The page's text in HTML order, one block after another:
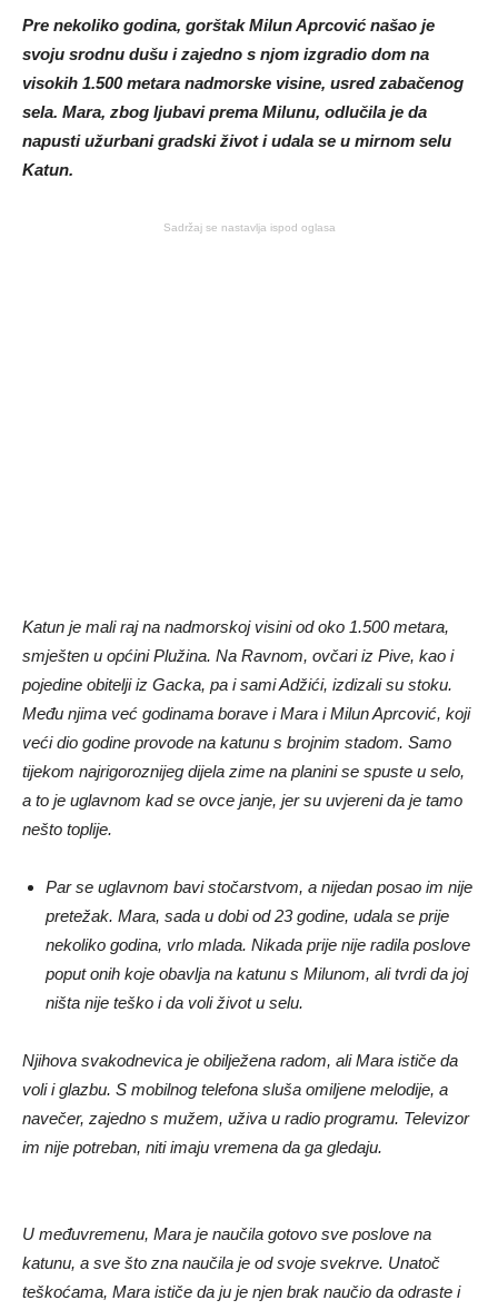
Pre nekoliko godina, gorštak Milun Aprcović našao je
svoju srodnu dušu i zajedno s njom izgradio dom na
visokih 1.500 metara nadmorske visine, usred zabačenog
sela. Mara, zbog ljubavi prema Milunu, odlučila je da
napusti užurbani gradski život i udala se u mirnom selu
Katun.
Sadržaj se nastavlja ispod oglasa
Katun je mali raj na nadmorskoj visini od oko 1.500 metara,
smješten u općini Plužina. Na Ravnom, ovčari iz Pive, kao i
pojedine obitelji iz Gacka, pa i sami Adžići, izdizali su stoku.
Među njima već godinama borave i Mara i Milun Aprcović, koji
veći dio godine provode na katunu s brojnim stadom. Samo
tijekom najrigoroznijeg dijela zime na planini se spuste u selo,
a to je uglavnom kad se ovce janje, jer su uvjereni da je tamo
nešto toplije.
Par se uglavnom bavi stočarstvom, a nijedan posao im nije
pretežak. Mara, sada u dobi od 23 godine, udala se prije
nekoliko godina, vrlo mlada. Nikada prije nije radila poslove
poput onih koje obavlja na katunu s Milunom, ali tvrdi da joj
ništa nije teško i da voli život u selu.
Njihova svakodnevica je obilježena radom, ali Mara ističe da
voli i glazbu. S mobilnog telefona sluša omiljene melodije, a
navečer, zajedno s mužem, uživa u radio programu. Televizor
im nije potreban, niti imaju vremena da ga gledaju.
U međuvremenu, Mara je naučila gotovo sve poslove na
katunu, a sve što zna naučila je od svoje svekrve. Unatoč
teškoćama, Mara ističe da ju je njen brak naučio da odraste i